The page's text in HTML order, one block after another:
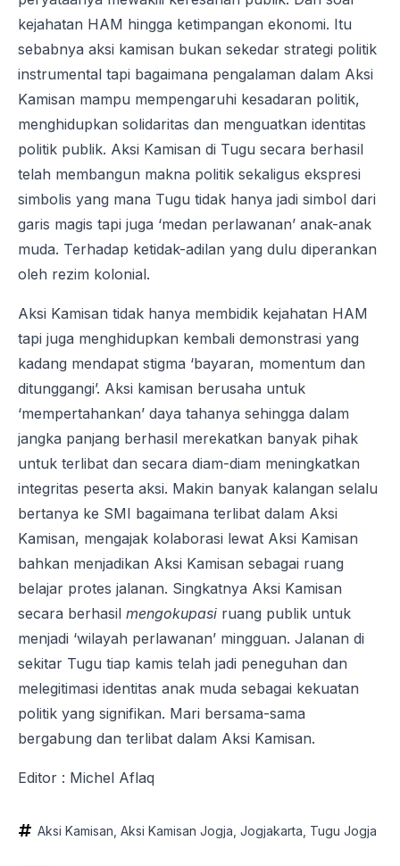
kejahatan HAM hingga ketimpangan ekonomi. Itu
sebabnya aksi kamisan bukan sekedar strategi politik
instrumental tapi bagaimana pengalaman dalam Aksi
Kamisan mampu mempengaruhi kesadaran politik,
menghidupkan solidaritas dan menguatkan identitas
politik publik. Aksi Kamisan di Tugu secara berhasil
telah membangun makna politik sekaligus ekspresi
simbolis yang mana Tugu tidak hanya jadi simbol dari
garis magis tapi juga ‘medan perlawanan’ anak-anak
muda. Terhadap ketidak-adilan yang dulu diperankan
oleh rezim kolonial.
Aksi Kamisan tidak hanya membidik kejahatan HAM
tapi juga menghidupkan kembali demonstrasi yang
kadang mendapat stigma ‘bayaran, momentum dan
ditunggangi’. Aksi kamisan berusaha untuk
‘mempertahankan’ daya tahanya sehingga dalam
jangka panjang berhasil merekatkan banyak pihak
untuk terlibat dan secara diam-diam meningkatkan
integritas peserta aksi. Makin banyak kalangan selalu
bertanya ke SMI bagaimana terlibat dalam Aksi
Kamisan, mengajak kolaborasi lewat Aksi Kamisan
bahkan menjadikan Aksi Kamisan sebagai ruang
belajar protes jalanan. Singkatnya Aksi Kamisan
secara berhasil mengokupasi ruang publik untuk
menjadi ‘wilayah perlawanan’ mingguan. Jalanan di
sekitar Tugu tiap kamis telah jadi peneguhan dan
melegitimasi identitas anak muda sebagai kekuatan
politik yang signifikan. Mari bersama-sama
bergabung dan terlibat dalam Aksi Kamisan.
Editor : Michel Aflaq
Aksi Kamisan Aksi Kamisan Jogja Jogjakarta Tugu Jogja